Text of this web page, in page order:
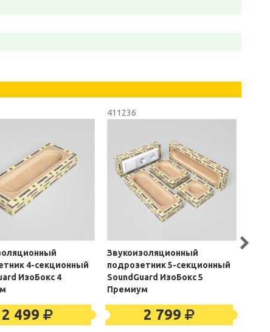
4-секционный
ИзоБокс 4
2 499
411236
Звукоизоляционный
подрозетник 5-секционный
SoundGuard ИзоБокс 5
Премиум
2 799